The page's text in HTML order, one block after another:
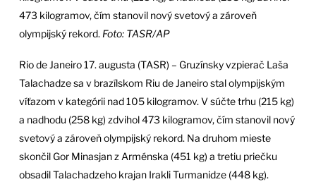
473 kilogramov, čím stanovil nový svetový a zároveň
olympijský rekord. Foto: TASR/AP
Rio de Janeiro 17. augusta (TASR) – Gruzínsky vzpierač Laša
Talachadze sa v brazílskom Riu de Janeiro stal olympijským
víťazom v kategórii nad 105 kilogramov. V súčte trhu (215 kg)
a nadhodu (258 kg) zdvihol 473 kilogramov, čím stanovil nový
svetový a zároveň olympijský rekord. Na druhom mieste
skončil Gor Minasjan z Arménska (451 kg) a tretiu priečku
obsadil Talachadzeho krajan Irakli Turmanidze (448 kg).